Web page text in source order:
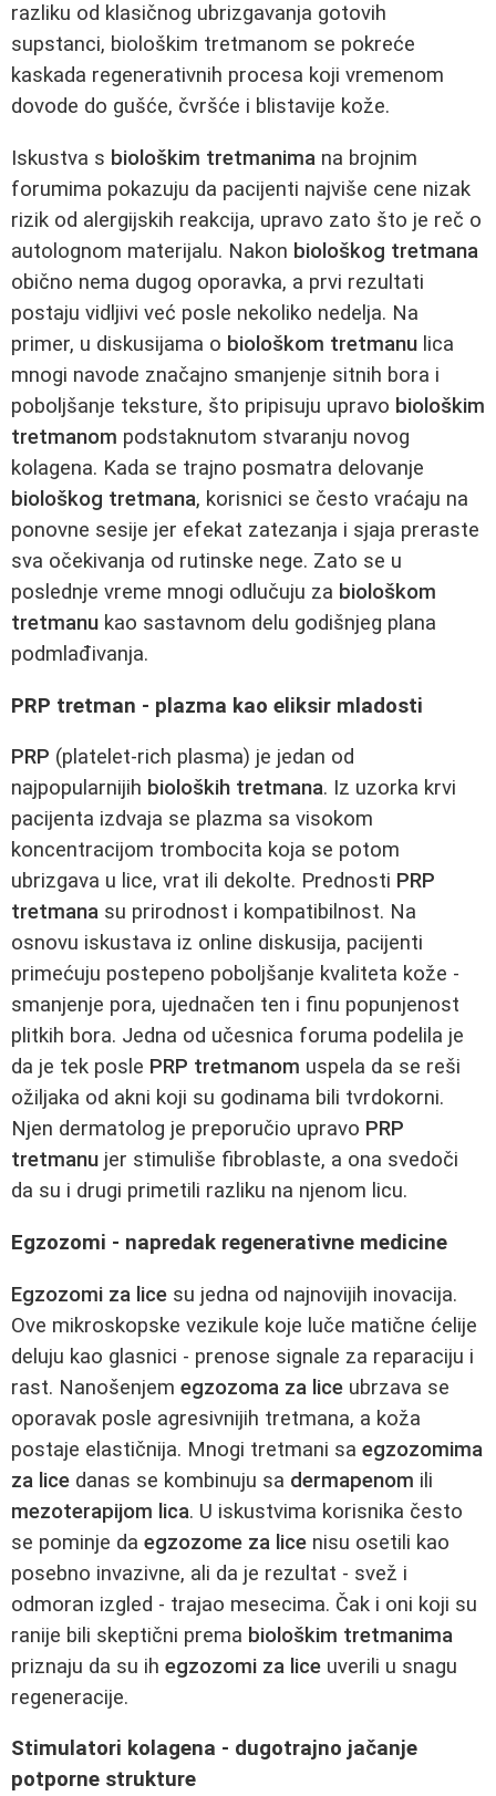
razliku od klasičnog ubrizgavanja gotovih
supstanci, biološkim tretmanom se pokreće
kaskada regenerativnih procesa koji vremenom
dovode do gušće, čvršće i blistavije kože.
Iskustva s biološkim tretmanima na brojnim
forumima pokazuju da pacijenti najviše cene nizak
rizik od alergijskih reakcija, upravo zato što je reč o
autolognom materijalu. Nakon biološkog tretmana
obično nema dugog oporavka, a prvi rezultati
postaju vidljivi već posle nekoliko nedelja. Na
primer, u diskusijama o biološkom tretmanu lica
mnogi navode značajno smanjenje sitnih bora i
poboljšanje teksture, što pripisuju upravo biološkim
tretmanom podstaknutom stvaranju novog
kolagena. Kada se trajno posmatra delovanje
biološkog tretmana, korisnici se često vraćaju na
ponovne sesije jer efekat zatezanja i sjaja preraste
sva očekivanja od rutinske nege. Zato se u
poslednje vreme mnogi odlučuju za biološkom
tretmanu kao sastavnom delu godišnjeg plana
podmlađivanja.
PRP tretman - plazma kao eliksir mladosti
PRP (platelet‑rich plasma) je jedan od
najpopularnijih bioloških tretmana. Iz uzorka krvi
pacijenta izdvaja se plazma sa visokom
koncentracijom trombocita koja se potom
ubrizgava u lice, vrat ili dekolte. Prednosti PRP
tretmana su prirodnost i kompatibilnost. Na
osnovu iskustava iz online diskusija, pacijenti
primećuju postepeno poboljšanje kvaliteta kože -
smanjenje pora, ujednačen ten i finu popunjenost
plitkih bora. Jedna od učesnica foruma podelila je
da je tek posle PRP tretmanom uspela da se reši
ožiljaka od akni koji su godinama bili tvrdokorni.
Njen dermatolog je preporučio upravo PRP
tretmanu jer stimuliše fibroblaste, a ona svedoči
da su i drugi primetili razliku na njenom licu.
Egzozomi - napredak regenerativne medicine
Egzozomi za lice su jedna od najnovijih inovacija.
Ove mikroskopske vezikule koje luče matične ćelije
deluju kao glasnici - prenose signale za reparaciju i
rast. Nanošenjem egzozoma za lice ubrzava se
oporavak posle agresivnijih tretmana, a koža
postaje elastičnija. Mnogi tretmani sa egzozomima
za lice danas se kombinuju sa dermapenom ili
mezoterapijom lica. U iskustvima korisnika često
se pominje da egzozome za lice nisu osetili kao
posebno invazivne, ali da je rezultat - svež i
odmoran izgled - trajao mesecima. Čak i oni koji su
ranije bili skeptični prema biološkim tretmanima
priznaju da su ih egzozomi za lice uverili u snagu
regeneracije.
Stimulatori kolagena - dugotrajno jačanje
potporne strukture